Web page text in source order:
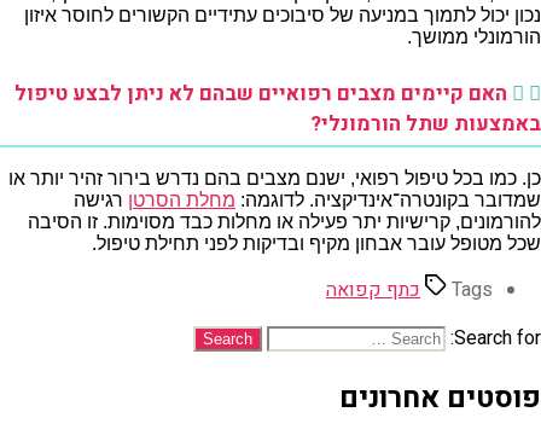
נכון יכול לתמוך במניעה של סיבוכים עתידיים הקשורים לחוסר איזון
הורמונלי ממושך.
האם קיימים מצבים רפואיים שבהם לא ניתן לבצע טיפול
באמצעות שתל הורמונלי?
כן. כמו בכל טיפול רפואי, ישנם מצבים בהם נדרש בירור זהיר יותר או
שמדובר בקונטרה־אינדיקציה. לדוגמה: מחלת הסרטן רגישה
להורמונים, קרישיות יתר פעילה או מחלות כבד מסוימות. זו הסיבה
שכל מטופל עובר אבחון מקיף ובדיקות לפני תחילת טיפול.
Tags
כתף קפואה
Search for:
פוסטים אחרונים